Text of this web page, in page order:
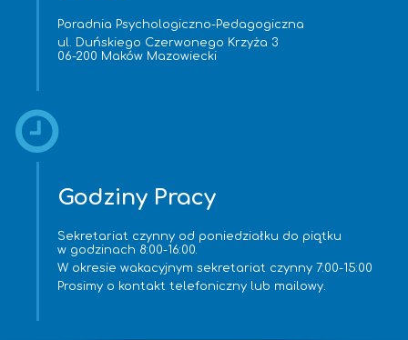
Poradnia Psychologiczno-Pedagogiczna
ul. Duńskiego Czerwonego Krzyża 3
06-200 Maków Mazowiecki
Godziny Pracy
Sekretariat czynny od poniedziałku do piątku
w godzinach 8:00-16:00.
W okresie wakacyjnym sekretariat czynny 7:00-15:00
Prosimy o kontakt telefoniczny lub mailowy.